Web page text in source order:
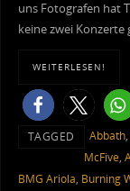
uns Fotografen hat
keine zwei Konzerte
WEITERLESEN!
TAGGED Abbath,
McFive,
BMG Ariola, Burning